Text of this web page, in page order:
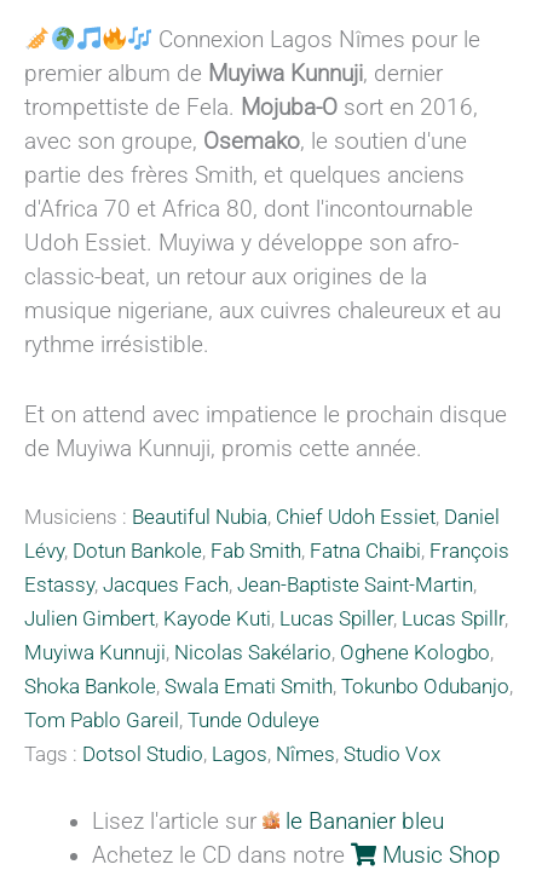
Connexion Lagos Nîmes pour le
premier album de Muyiwa Kunnuji, dernier
trompettiste de Fela. Mojuba-O sort en 2016,
avec son groupe, Osemako, le soutien d'une
partie des frères Smith, et quelques anciens
d'Africa 70 et Africa 80, dont l'incontournable
Udoh Essiet. Muyiwa y développe son afro-
classic-beat, un retour aux origines de la
musique nigeriane, aux cuivres chaleureux et au
rythme irrésistible.
Et on attend avec impatience le prochain disque
de Muyiwa Kunnuji, promis cette année.
Musiciens : Beautiful Nubia, Chief Udoh Essiet, Daniel
Lévy, Dotun Bankole, Fab Smith, Fatna Chaibi, François
Estassy, Jacques Fach, Jean-Baptiste Saint-Martin,
Julien Gimbert, Kayode Kuti, Lucas Spiller, Lucas Spillr,
Muyiwa Kunnuji, Nicolas Sakélario, Oghene Kologbo,
Shoka Bankole, Swala Emati Smith, Tokunbo Odubanjo,
Tom Pablo Gareil, Tunde Oduleye
Tags : Dotsol Studio, Lagos, Nîmes, Studio Vox
Lisez l'article sur
le Bananier bleu
Achetez le CD dans notre
Music Shop